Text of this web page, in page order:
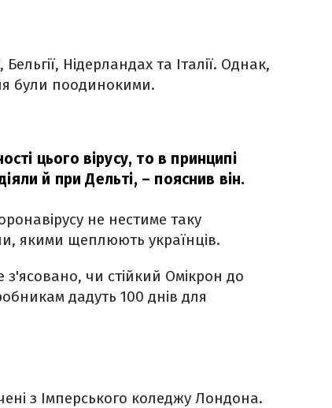
Нідерландах та Італії. Однак,
були поодинокими.
цього вірусу, то в принципі
й при Дельті, – пояснив він.
не нестиме таку
якими щеплюють українців.
з'ясовано, чи стійкий Омікрон до
дадуть 100 днів для
з Імперського коледжу Лондона.